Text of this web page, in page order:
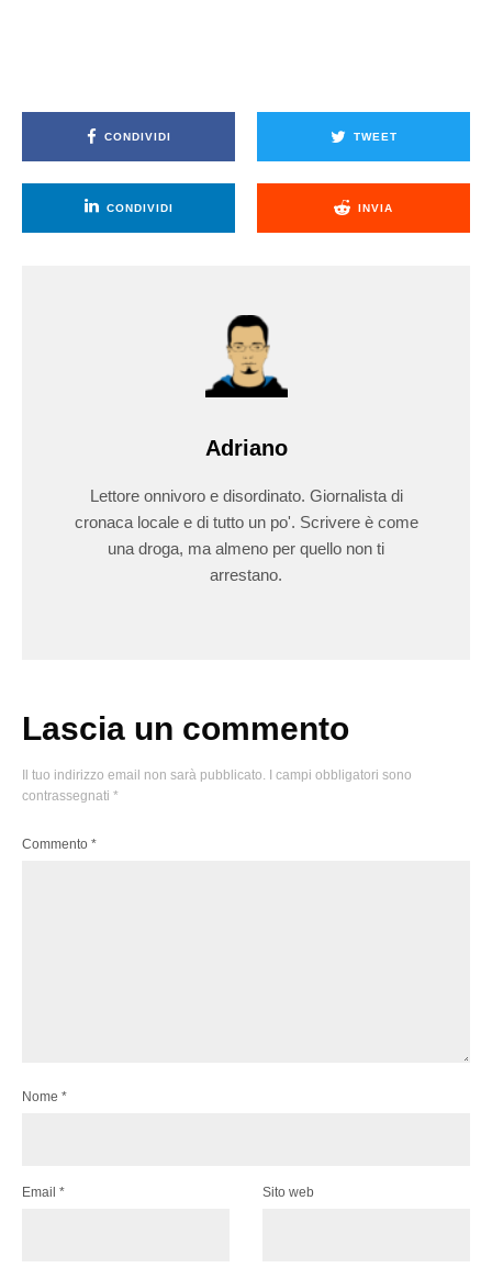
CONDIVIDI TWEET
CONDIVIDI INVIA
Adriano
Lettore onnivoro e disordinato. Giornalista di
cronaca locale e di tutto un po'. Scrivere è come
una droga, ma almeno per quello non ti
arrestano.
Lascia un commento
Il tuo indirizzo email non sarà pubblicato.
I campi obbligatori sono
contrassegnati *
Commento *
Nome *
Email * Sito web